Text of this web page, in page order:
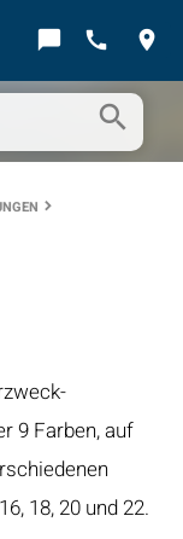
chat_bubble call location_on
search
keyboard_arrow_right
9 Farben, auf
18, 20 und 22.